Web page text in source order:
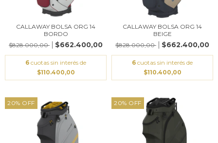
CALLAWAY BOLSA ORG 14
BORDO
$828.000,00
$662.400,00
6 cuotas sin interés de
$110.400,00
CALLAWAY BOLSA ORG 14
BEIGE
$828.000,00
$662.400,00
6 cuotas sin interés de
$110.400,00
20% OFF 20% OFF